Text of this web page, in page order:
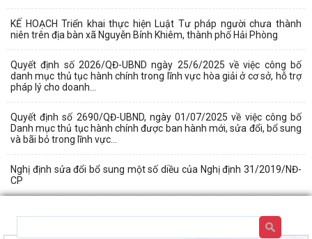
KẾ HOẠCH Triển khai thực hiện Luật Tư pháp người chưa thành
niên trên địa bàn xã Nguyễn Bỉnh Khiêm, thành phố Hải Phòng
Quyết định số 2026/QĐ-UBND ngày 25/6/2025 về việc công bố
danh mục thủ tục hành chính trong lĩnh vực hòa giải ở cơ sở, hỗ trợ
pháp lý cho doanh...
Quyết định số 2690/QĐ-UBND, ngày 01/07/2025 về việc công bố
Danh mục thủ tục hành chính được ban hành mới, sửa đổi, bổ sung
và bãi bỏ trong lĩnh vực...
Nghị định sửa đổi bổ sung một số diều của Nghị định 31/2019/NĐ-
CP